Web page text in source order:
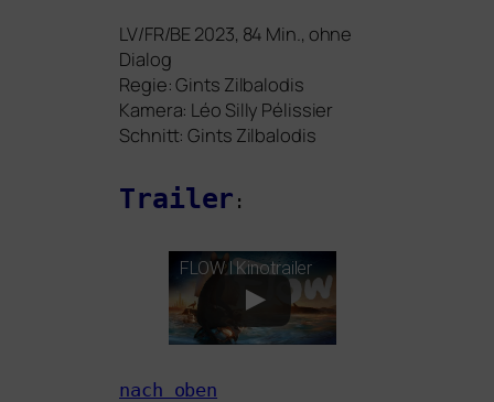
LV/FR/BE2023, 84 Min., ohne
Dialog
Regie: Gints Zilbalodis
Kamera: Léo Silly Pélissier
Schnitt:Gints Zilbalodis
Trailer :
FLOWl Kinotrailer
nach oben